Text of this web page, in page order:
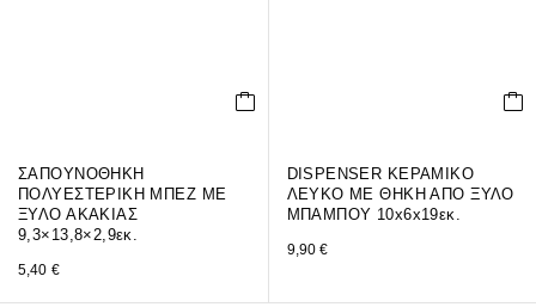
ΣΑΠΟΥΝΟΘΗΚΗ
ΠΟΛΥΕΣΤΕΡΙΚΗ ΜΠΕΖ ΜΕ
ΞΥΛΟ ΑΚΑΚΙΑΣ
9,3×13,8×2,9εκ.
5,40 €
DISPENSER ΚΕΡΑΜΙΚΟ
ΛΕΥΚΟ ΜΕ ΘΗΚΗ ΑΠΟ ΞΥΛΟ
ΜΠΑΜΠΟY 10x6x19εκ.
9,90€